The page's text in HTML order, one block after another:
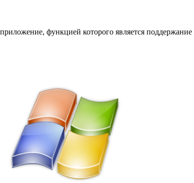
функцией которого является